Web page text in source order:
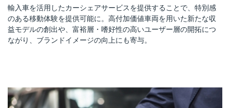
輸入車を活用したカーシェアサービスを提供することで、特別感
のある移動体験を提供可能に。高付加価値車両を用いた新たな収
益モデルの創出や、富裕層・嗜好性の高いユーザー層の開拓につ
ながり、ブランドイメージの向上にも寄与。